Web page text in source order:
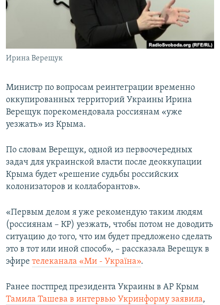
ПОБЕДИТЕЛЕЙ НЕ СУДЯТ?
КРЫМ.НЕПОКОРЕННЫЙ
УКРАИНСКАЯ ПРОБЛЕМА КРЫМА
ПРИСОЕДИНЯЙТЕСЬ!
Ирина Верещук
Министр по вопросам реинтеграции временно
оккупированных территорий Украины Ирина
Верещук порекомендовала россиянам «уже
уезжать» из Крыма.
По словам Верещук, одной из первоочередных
задач для украинской власти после деоккупации
Крыма будет «решение судьбы российских
колонизаторов и коллаборантов».
«Первым делом я уже рекомендую таким людям
(россиянам – КР) уезжать, чтобы потом не доводить
ситуацию до того, что им будет предложено сделать
это в тот или иной способ», – рассказала Верещук в
эфире телеканала «Ми - Україна».
Ранее постпред президента Украины в АР Крым
Тамила Ташева в интервью Укринформу заявила,